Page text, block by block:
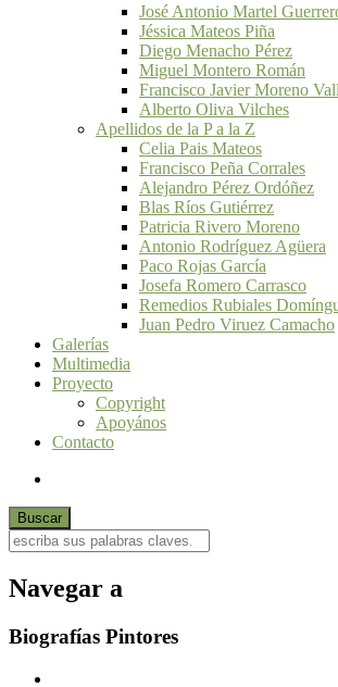
José Antonio Martel
Jéssica Mateos Piña
Diego Menacho Pérez
Miguel Montero Román
Francisco Javier Moreno
Alberto Oliva Vilches
Apellidos de la P a la Z
Celia Pais Mateos
Francisco Peña Corrales
Alejandro Pérez Ordóñez
Blas Ríos Gutiérrez
Patricia Rivero Moreno
Antonio Rodríguez Agüera
Paco Rojas García
Josefa Romero Carrasco
Remedios Rubiales
Juan Pedro Viruez Camacho
Galerías
Multimedia
Proyecto
Copyright
Apoyános
Contacto
Navegar a
Biografías Pintores